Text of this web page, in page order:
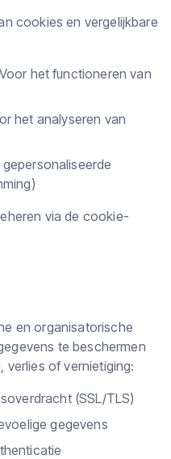
cookies en vergelijkbare
Voor het functioneren van
het analyseren van
via de cookie-
en organisatorische
te beschermen
of vernietiging:
(SSL/TLS)
gegevens